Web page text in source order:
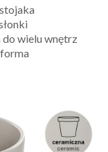
do wielu wnętrz